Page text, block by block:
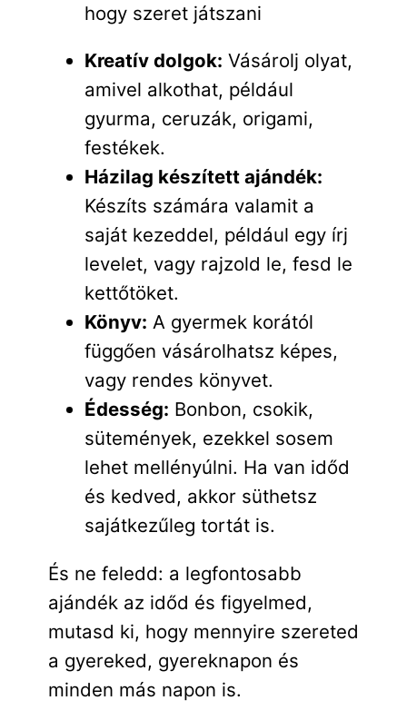
hogy szeret játszani
Kreatív dolgok: Vásárolj olyat,
amivel alkothat, például
gyurma, ceruzák, origami,
festékek.
Házilag készített ajándék:
Készíts számára valamit a
saját kezeddel, például egy írj
levelet, vagy rajzold le, fesd le
kettőtöket.
Könyv: A gyermek korától
függően vásárolhatsz képes,
vagy rendes könyvet.
Édesség: Bonbon, csokik,
sütemények, ezekkel sosem
lehet mellényúlni. Ha van időd
és kedved, akkor süthetsz
sajátkezűleg tortát is.
És ne feledd: a legfontosabb
ajándék az időd és figyelmed,
mutasd ki, hogy mennyire szereted
a gyereked, gyereknapon és
minden más napon is.